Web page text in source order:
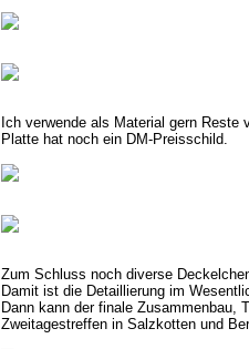
Ich verwende als Material gern
Platte hat noch ein DM-Preisschild.
Zum Schluss noch diverse
Damit ist die Detaillierung im
Dann kann der finale Zusammenbau,
Zweitagestreffen in Salzkotten und